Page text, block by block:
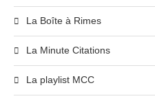
La Boîte à Rimes
La Minute Citations
La playlist MCC